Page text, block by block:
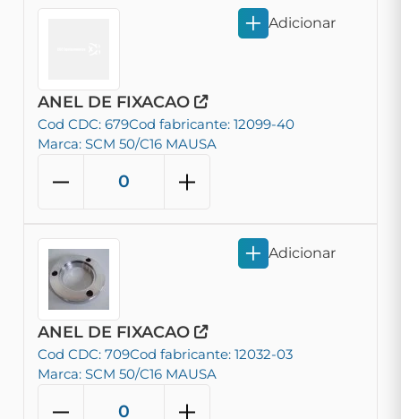
ANEL DE FIXACAO
Cod CDC: 679Cod fabricante: 12099-40
Marca: SCM 50/C16 MAUSA
Adicionar
ANEL DE FIXACAO
Cod CDC: 709Cod fabricante: 12032-03
Marca: SCM 50/C16 MAUSA
Adicionar